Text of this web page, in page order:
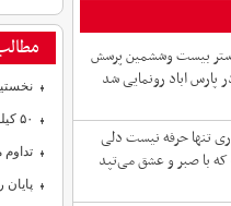
۵۰ کیلومتر از بزرگراه پارس‌آباد – بران تا پایان امسال زیر بار ترافیک می‌رود
بیست وششمین پرسش
پارس اباد رونمایی شد
تنها حرفه نیست دلی
با صبر و عشق می‌تپد